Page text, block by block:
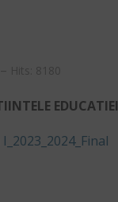
EDUCATIEI